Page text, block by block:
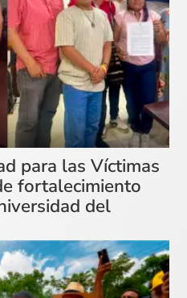
para las Víctimas
fortalecimiento
del